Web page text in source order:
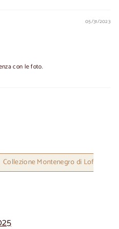
05/31/2023
con le foto.
Collezione Montenegro di LoftStory